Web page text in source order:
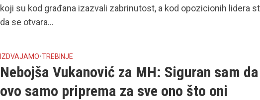
koji su kod građana izazvali zabrinutost, a kod opozicionih lidera
da se otvara...
IZDVAJAMO•TREBINJE
Nebojša Vukanović za MH: Siguran sam
ovo samo priprema za sve ono što oni